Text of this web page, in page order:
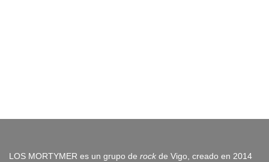
LOS MORTYMER es un grupo de rock de Vigo, creado en 2014